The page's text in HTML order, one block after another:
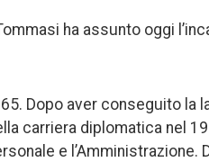
ha assunto oggi
Dopo aver conseguito la
carriera diplomatica nel
e l’Amministrazione.